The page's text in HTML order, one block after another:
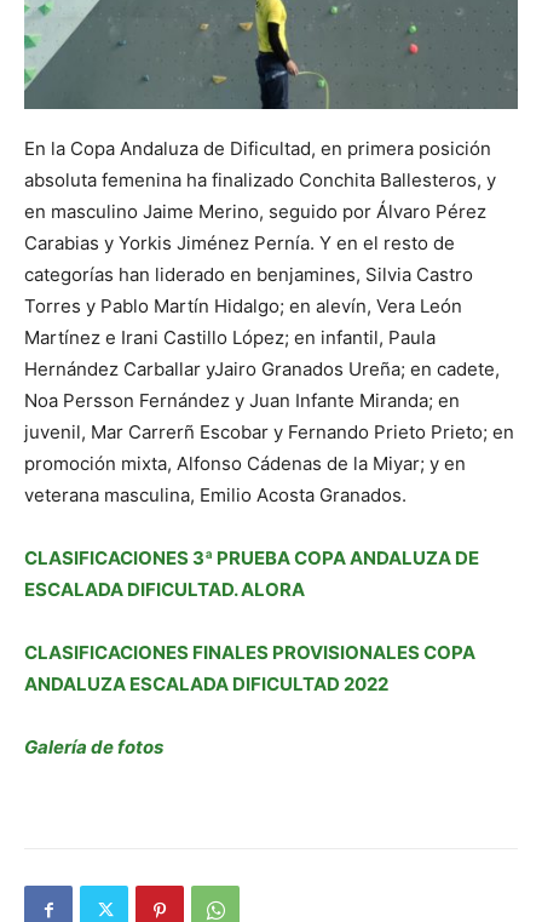
En la Copa Andaluza de Dificultad, en primera posición
absoluta femenina ha finalizado Conchita Ballesteros, y
en masculino Jaime Merino, seguido por Álvaro Pérez
Carabias y Yorkis Jiménez Pernía. Y en el resto de
categorías han liderado en benjamines, Silvia Castro
Torres y Pablo Martín Hidalgo; en alevín, Vera León
Martínez e Irani Castillo López; en infantil, Paula
Hernández Carballar yJairo Granados Ureña; en cadete,
Noa Persson Fernández y Juan Infante Miranda; en
juvenil, Mar Carrerñ Escobar y Fernando Prieto Prieto; en
promoción mixta, Alfonso Cádenas de la Miyar; y en
veterana masculina, Emilio Acosta Granados.
CLASIFICACIONES 3ª PRUEBA COPA ANDALUZA DE
ESCALADA DIFICULTAD. ALORA
CLASIFICACIONES FINALES PROVISIONALES COPA
ANDALUZA ESCALADA DIFICULTAD 2022
Galería de fotos